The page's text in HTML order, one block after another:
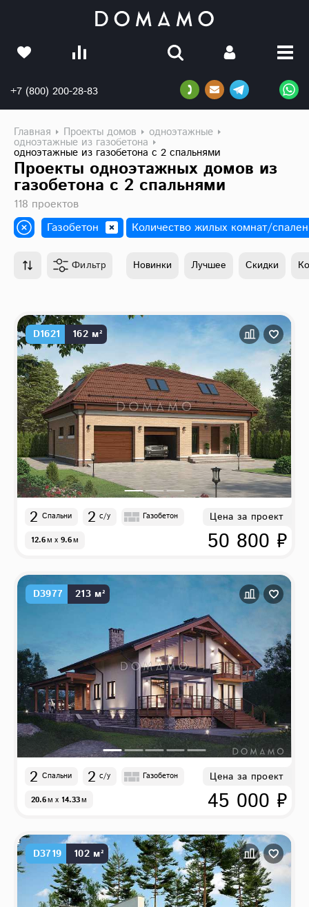
+7 (800) 200-28-83
Главная Проекты домов одноэтажные
одноэтажные из газобетона
одноэтажные из газобетона с 2 спальнями
Проекты одноэтажных домов из
газобетона с 2 спальнями
118 проектов
Газобетон
Количество жилых комнат/
Фильтр Новинки Лучшее Скидки
D1621 162 м²
2 Спальни 2 с/у Газобетон
12.6м x 9.6м
Цена за проект
50 800 ₽
D3977 213 м²
2 Спальни 2 с/у Газобетон
20.6м x 14.33м
Цена за проект
45 000 ₽
D3719 102 м²